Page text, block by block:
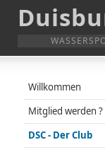
Willkommen
Mitglied werden ?
DSC - Der Club